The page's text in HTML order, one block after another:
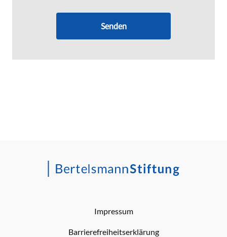
Senden
Impressum
Barrierefreiheitserklärung